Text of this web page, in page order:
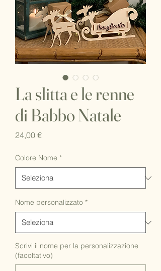
La slitta e le renne
di Babbo Natale
24,00 €Prezzo
Colore Nome *
Nome personalizzato *
Scrivi il nome per la personalizzazione
(facoltativo)